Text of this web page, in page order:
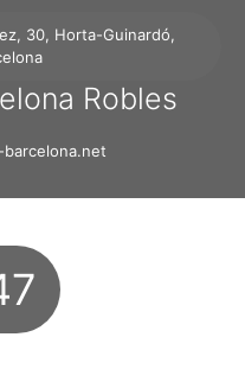
30, Horta-Guinardó,
Robles